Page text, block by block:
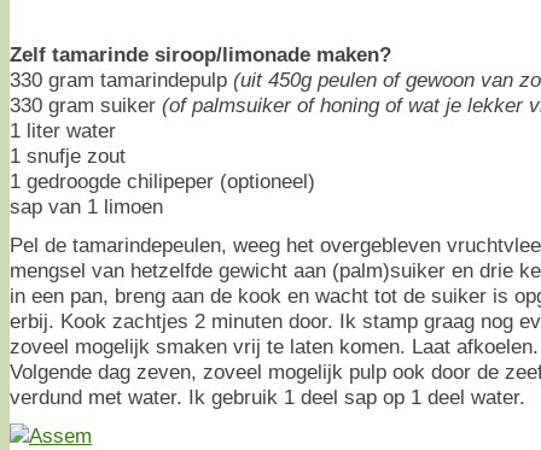
Zelf tamarinde siroop/limonade maken?
330 gram tamarindepulp (uit 450g peulen of gewoon van
330 gram suiker (of palmsuiker of honing of wat je lekker
1 liter water
1 snufje zout
1 gedroogde chilipeper (optioneel)
sap van 1 limoen
Pel de tamarindepeulen, weeg het overgebleven
mengsel van hetzelfde gewicht aan (palm)suiker en drie
in een pan, breng aan de kook en wacht tot de suiker is
erbij. Kook zachtjes 2 minuten door. Ik stamp graag nog
zoveel mogelijk smaken vrij te laten komen. Laat
Volgende dag zeven, zoveel mogelijk pulp ook door de
verdund met water. Ik gebruik 1 deel sap op 1 deel water.